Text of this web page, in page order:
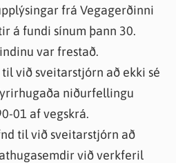
frá Vegagerðinni
á fundi sínum þann 30.
var frestað.
við sveitarstjórn að ekki sé
niðurfellingu
01 af vegskrá.
til við sveitarstjórn að
við verkferil